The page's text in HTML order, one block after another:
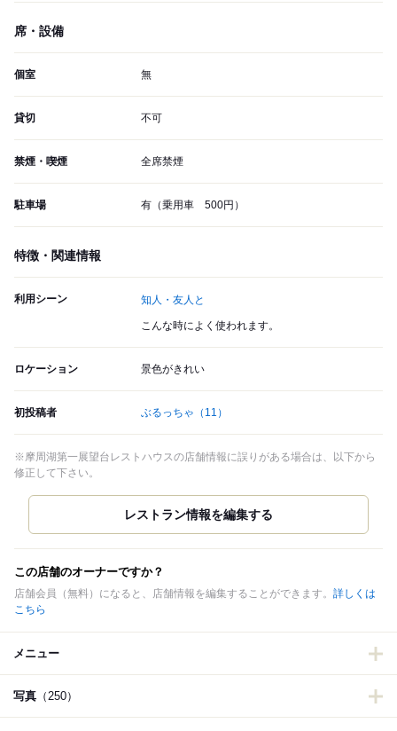
席・設備
個室 無
貸切 不可
禁煙・喫煙 全席禁煙
駐車場 有（乗用車 500円）
特徴・関連情報
利用シーン 知人・友人と
こんな時によく使われます。
ロケーション 景色がきれい
初投稿者 ぶるっちゃ （11）
※摩周湖第一展望台レストハウスの店舗情報に誤りがある場合は、以下から
修正して下さい。
この店舗のオーナーですか？
店舗会員（無料）になると、店舗情報を編集することができます。 詳しくは
こちら
メニュー
写真 （250）